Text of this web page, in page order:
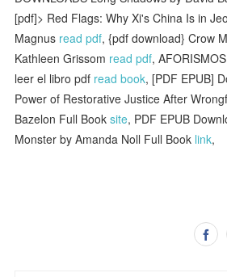
[pdf]> Red Flags: Why Xi's China Is in
Magnus read pdf, {pdf download} Crow
Kathleen Grissom read pdf,
leer el libro pdf read book, [PDF EPUB]
Power of Restorative Justice After
Bazelon Full Booksite, PDF EPUB
Monster by Amanda Noll Full Book link,